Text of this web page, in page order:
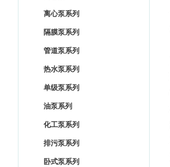
离心泵系列
隔膜泵系列
管道泵系列
热水泵系列
单级泵系列
油泵系列
化工泵系列
排污泵系列
卧式泵系列